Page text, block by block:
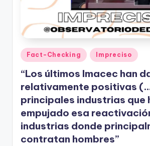
Publicado
en
Fact-Checking Impreciso
“Los últimos Imacec han
relativamente positivas
principales industrias que
empujado esa
industrias donde
contratan hombres”